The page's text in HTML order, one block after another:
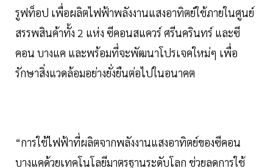
รูฟท็อป เพื่อผลิตไฟฟ้าพลังงานแสงอาทิตย์ใช้ภายในศูนย์
สรรพสินค้าทั้ง 2 แห่ง ซีคอนสแควร์ ศรีนครินทร์ และซี
คอน บางแค และพร้อมที่จะพัฒนาโปรเจคใหม่ๆ เพื่อ
รักษาสิ่งแวดล้อมอย่างยั่งยืนต่อไปในอนาคต
“การใช้ไฟฟ้าที่ผลิตจากพลังงานแสงอาทิตย์ของซีคอน
บางแคด้วยเทคโนโลยีมาตรฐานระดับโลก ช่วยลดการใช้